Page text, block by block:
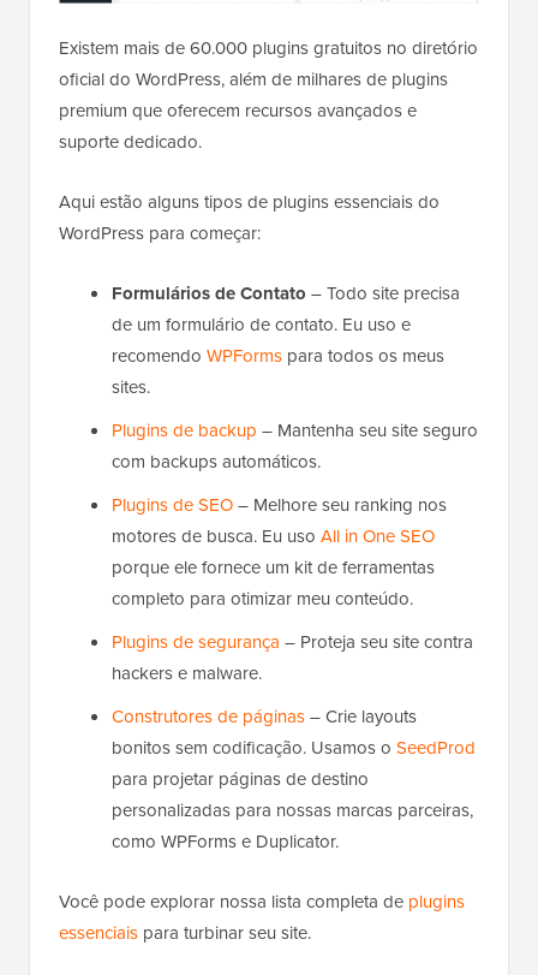
Existem mais de 60.000 plugins gratuitos no diretório
oficial do WordPress, além de milhares de plugins
premium que oferecem recursos avançados e
suporte dedicado.
Aqui estão alguns tipos de plugins essenciais do
WordPress para começar:
Formulários de Contato – Todo site precisa
de um formulário de contato. Eu uso e
recomendo WPForms para todos os meus
sites.
Plugins de backup – Mantenha seu site seguro
com backups automáticos.
Plugins de SEO– Melhore seu ranking nos
motores de busca. Eu uso All in One SEO
porque ele fornece um kit de ferramentas
completo para otimizar meu conteúdo.
Plugins de segurança – Proteja seu site contra
hackers e malware.
Construtores de páginas– Crie layouts
bonitos sem codificação. Usamos o SeedProd
para projetar páginas de destino
personalizadas para nossas marcas parceiras,
como WPForms e Duplicator.
Você pode explorar nossa lista completa de plugins
essenciais para turbinar seu site.